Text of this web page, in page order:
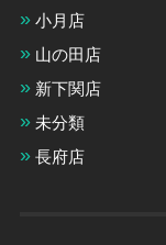
小月店
山の田店
新下関店
未分類
長府店